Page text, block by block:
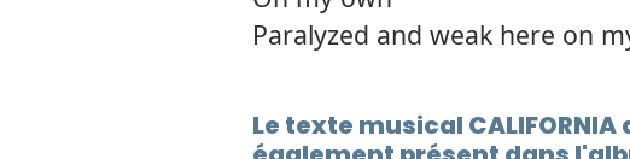
Paralyzed and weak here on
Le texte musical CALIFORNIA